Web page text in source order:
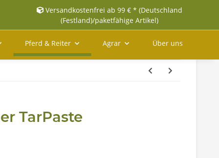
Versandkostenfrei ab 99 € * (Deutschland
(Festland)/paketfähige Artikel)
Pferd & Reiter Agrar Über uns
TarPaste